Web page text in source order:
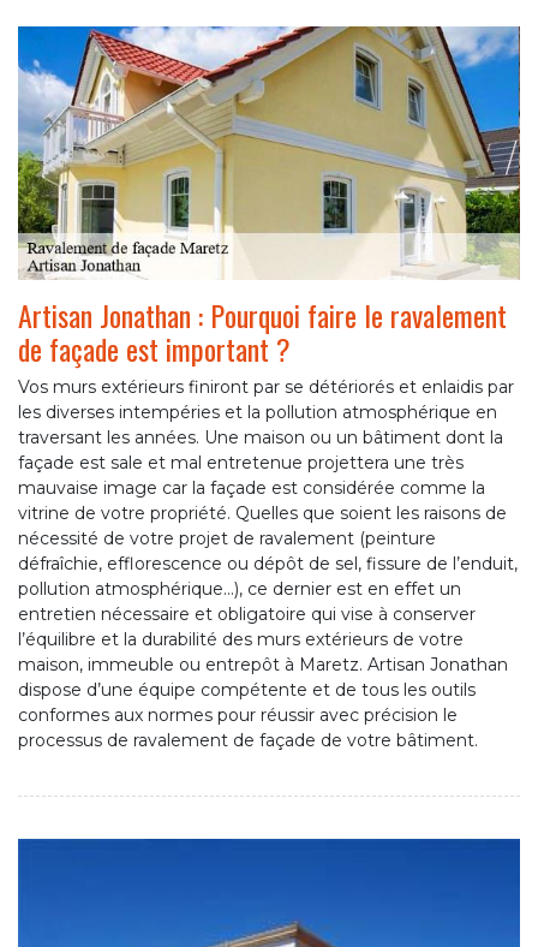
Artisan Jonathan : Pourquoi faire le ravalement
de façade est important ?
Vos murs extérieurs finiront par se détériorés et enlaidis par
les diverses intempéries et la pollution atmosphérique en
traversant les années. Une maison ou un bâtiment dont la
façade est sale et mal entretenue projettera une très
mauvaise image car la façade est considérée comme la
vitrine de votre propriété. Quelles que soient les raisons de
nécessité de votre projet de ravalement (peinture
défraîchie, efflorescence ou dépôt de sel, fissure de l’enduit,
pollution atmosphérique…), ce dernier est en effet un
entretien nécessaire et obligatoire qui vise à conserver
l’équilibre et la durabilité des murs extérieurs de votre
maison, immeuble ou entrepôt à Maretz. Artisan Jonathan
dispose d’une équipe compétente et de tous les outils
conformes aux normes pour réussir avec précision le
processus de ravalement de façade de votre bâtiment.